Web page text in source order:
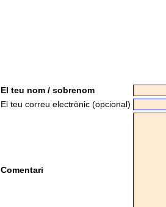
El teu nom / sobrenom
El teu correu electrònic (opcional)
Comentari